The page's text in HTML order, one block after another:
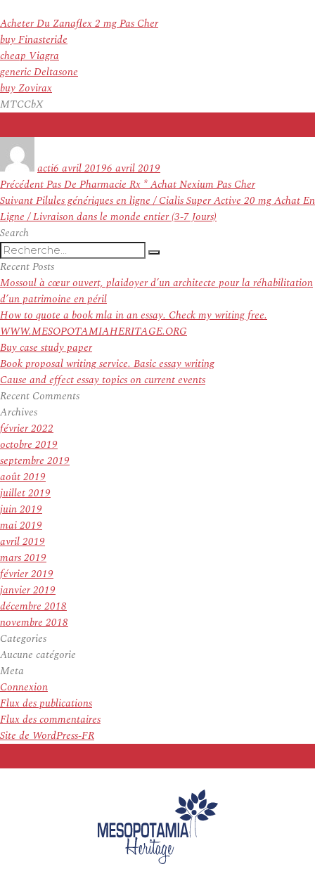
Acheter Du Zanaflex 2 mg Pas Cher
buy Finasteride
cheap Viagra
generic Deltasone
buy Zovirax
MTCCbX
actile
6 avril 20196 avril 2019
Navigation
de
l’article
PrécédentArticle
précédent :
Pas De Pharmacie Rx * Achat Nexium Pas Cher
SuivantArticle
suivant :
Pilules génériques en ligne / Cialis Super Active 20 mg Achat En
Ligne / Livraison dans le monde entier (3-7 Jours)
Search
Recherche
pour
:
Recherche
Recent Posts
Mossoul à cœur ouvert, plaidoyer d’un architecte pour la réhabilitation
d’un patrimoine en péril
How to quote a book mla in an essay. Check my writing free.
WWW.MESOPOTAMIAHERITAGE.ORG
Buy case study paper
Book proposal writing service. Basic essay writing
Cause and effect essay topics on current events
Recent Comments
Archives
février 2022
octobre 2019
septembre 2019
août 2019
juillet 2019
juin 2019
mai 2019
avril 2019
mars 2019
février 2019
janvier 2019
décembre 2018
novembre 2018
Categories
Aucune catégorie
Meta
Connexion
Flux des publications
Flux des commentaires
Site de WordPress-FR